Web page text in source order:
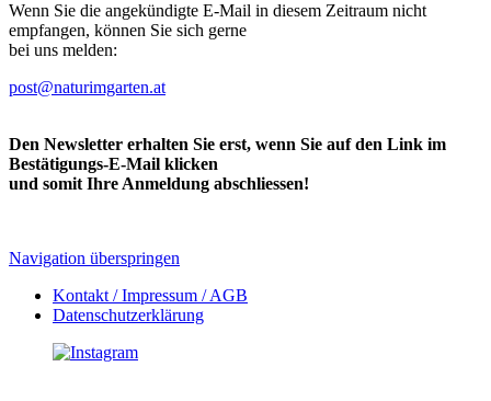
Wenn Sie die angekündigte E-Mail in diesem Zeitraum nicht
empfangen, können Sie sich gerne
bei uns melden:
post@naturimgarten.at
Den Newsletter erhalten Sie erst, wenn Sie auf den Link im
Bestätigungs-E-Mail klicken
und somit Ihre Anmeldung abschliessen!
Navigation überspringen
Kontakt / Impressum / AGB
Datenschutzerklärung